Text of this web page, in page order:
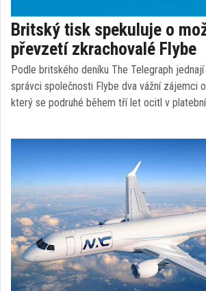
Britský tisk spekuluje o
převzetí zkrachovalé Flybe
Podle britského deníku The Telegraph
správci společnosti Flybe dva vážní zájemci
který se podruhé během tří let ocitl v